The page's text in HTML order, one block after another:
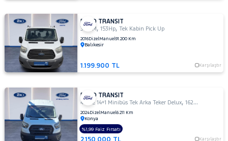
EKSTRA
UZUN
ŞASI
ÇIFT
ARKA
TEKER
440 E
Minibüs
Tek
Arka
Teker
FORD TRANSIT
350 M ,153Hp,Tek Kabin Pick Up
2016DizelManuel91.200 Km
Balıkesir
1.199.900 TL Karşılaştır
FORD TRANSIT
440 E 14+1 Minibüs Tek Arka Teker Delux,162Hp
2024DizelManuel6.211 Km
Konya
Karşılaştır
%1,99 Faiz Fırsatı